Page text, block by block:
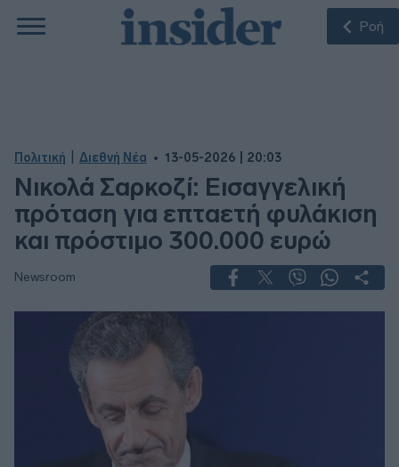
Ροή
Πολιτική Διεθνή Νέα 13-05-2026 | 20:03
Νικολά Σαρκοζί: Εισαγγελική
πρόταση για επταετή φυλάκιση
και πρόστιμο 300.000 ευρώ
Newsroom